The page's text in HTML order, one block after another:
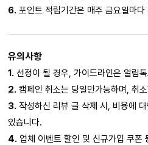
6. 포인트 적립기간은 매주 금요일마다
유의사항
1. 선정이 될 경우, 가이드라인은 알림
2. 캠페인 취소는 당일만가능하며, 취
3. 작성하신 리뷰 글 삭제 시, 비용에
있습니다.
4. 업체 이벤트 할인 및 신규가입 쿠폰